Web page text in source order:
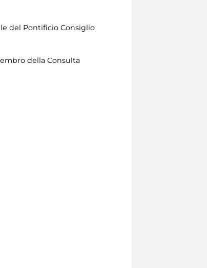
del Pontificio Consiglio
della Consulta